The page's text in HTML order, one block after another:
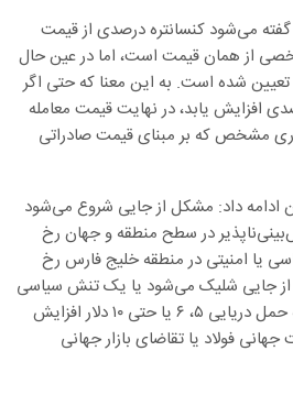
می‌شود کنسانتره درصدی از قیمت
از همان قیمت است، اما در عین حال
شده است. به این معنا که حتی اگر
افزایش یابد، در نهایت قیمت معامله
مشخص که بر مبنای قیمت صادراتی
داد: مشکل از جایی شروع می‌شود
در سطح منطقه و جهان رخ
یا امنیتی در منطقه خلیج فارس رخ
جایی شلیک می‌شود یا یک تنش سیاسی
شکل می‌گیرد و ناگهان هزینه حمل دریایی ۵، ۶ یا حتی ۱۰ دلار افزایش
فولاد یا تقاضای بازار جهانی